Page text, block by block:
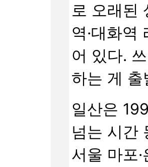
로 오래된
역·대화역
어 있다.
하는 게 출
일산은
넘는 시간
서울 마포